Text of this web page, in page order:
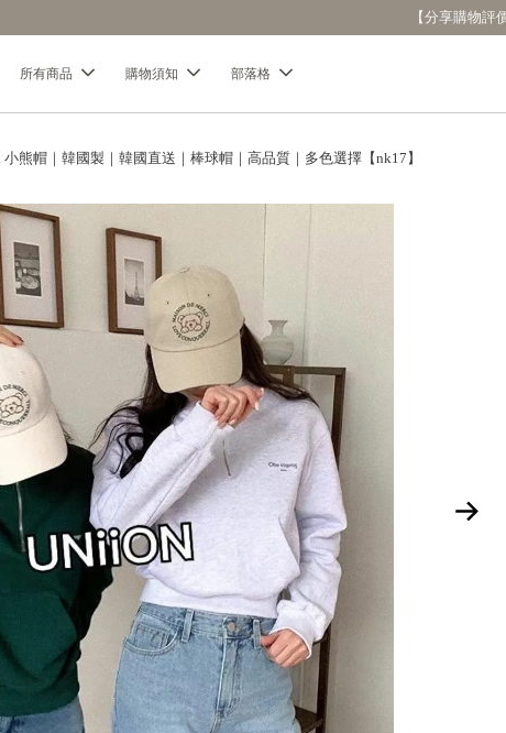
【分享購物評價💬】贈$30元購物金
所有商品 購物須知 部落格
小熊帽｜韓國製｜韓國直送｜棒球帽｜高品質｜多色選擇【nk17】